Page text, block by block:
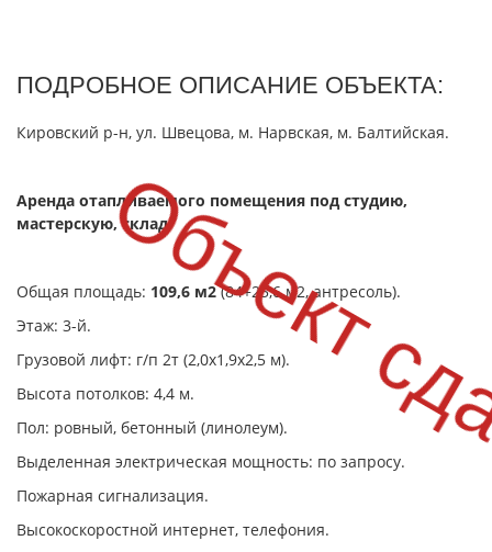
Объект
ПОДРОБНОЕ ОПИСАНИЕ ОБЪЕКТА:
Кировский р-н, ул. Швецова, м. Нарвская, м. Балтийская.
Аренда отапливаемого помещения под студию,
мастерскую, склад.
Общая площадь: 109,6 м2(84+25,6 м2, антресоль).
Этаж: 3-й.
Грузовой лифт: г/п 2т (2,0х1,9х2,5 м).
Высота потолков: 4,4 м.
Пол: ровный, бетонный (линолеум).
Выделенная электрическая мощность: по запросу.
Пожарная сигнализация.
Высокоскоростной интернет, телефония.